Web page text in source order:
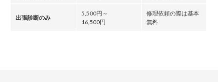
出張診断のみ
5,500円～
16,500円
修理依頼の際は基本
無料